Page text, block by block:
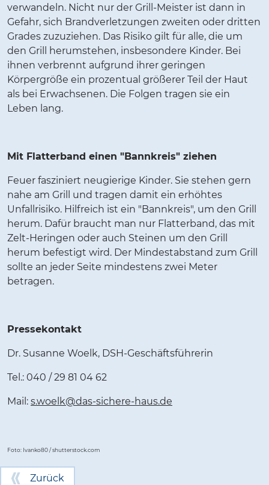
verwandeln. Nicht nur der Grill-Meister ist dann in
Gefahr, sich Brandverletzungen zweiten oder dritten
Grades zuzuziehen. Das Risiko gilt für alle, die um
den Grill herumstehen, insbesondere Kinder. Bei
ihnen verbrennt aufgrund ihrer geringen
Körpergröße ein prozentual größerer Teil der Haut
als bei Erwachsenen. Die Folgen tragen sie ein
Leben lang.
Mit Flatterband einen "Bannkreis" ziehen
Feuer fasziniert neugierige Kinder. Sie stehen gern
nahe am Grill und tragen damit ein erhöhtes
Unfallrisiko. Hilfreich ist ein "Bannkreis", um den Grill
herum. Dafür braucht man nur Flatterband, das mit
Zelt-Heringen oder auch Steinen um den Grill
herum befestigt wird. Der Mindestabstand zum Grill
sollte an jeder Seite mindestens zwei Meter
betragen.
Pressekontakt
Dr. Susanne Woelk, DSH-Geschäftsführerin
Tel.: 040 / 29 81 04 62
Mail: s.woelk@das-sichere-haus.de
Foto: Ivanko80 / shutterstock.com
Zurück